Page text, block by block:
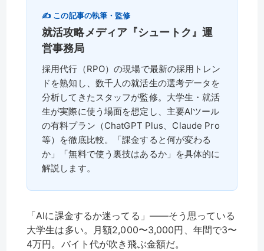
✍️ この記事の執筆・監修
就活攻略メディア『シュートク』運
営事務局
採用代行（RPO）の現場で最新の採用トレン
ドを熟知し、数千人の就活生の選考データを
分析してきたスタッフが監修。大学生・就活
生が実際に使う場面を想定し、主要AIツール
の有料プラン（ChatGPT Plus、Claude Pro
等）を徹底比較。「課金すると何が変わる
か」「無料で使う裏技はあるか」を具体的に
解説します。
「AIに課金するか迷ってる」——そう思っている
大学生は多い。月額2,000〜3,000円、年間で3〜
4万円。バイト代が吹き飛ぶ金額だ。